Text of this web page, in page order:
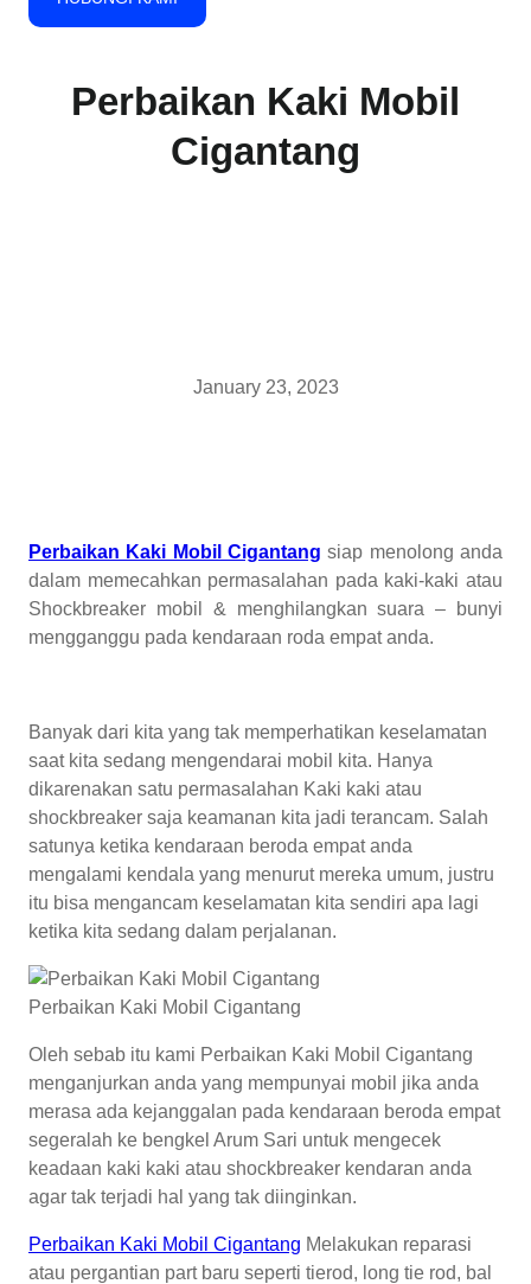
Perbaikan Kaki Mobil
Cigantang
January 23, 2023
Perbaikan Kaki Mobil Cigantang siap menolong anda
dalam memecahkan permasalahan pada kaki-kaki atau
Shockbreaker mobil & menghilangkan suara – bunyi
mengganggu pada kendaraan roda empat anda.
Banyak dari kita yang tak memperhatikan keselamatan
saat kita sedang mengendarai mobil kita. Hanya
dikarenakan satu permasalahan Kaki kaki atau
shockbreaker saja keamanan kita jadi terancam. Salah
satunya ketika kendaraan beroda empat anda
mengalami kendala yang menurut mereka umum, justru
itu bisa mengancam keselamatan kita sendiri apa lagi
ketika kita sedang dalam perjalanan.
Perbaikan Kaki Mobil Cigantang
Oleh sebab itu kami Perbaikan Kaki Mobil Cigantang
menganjurkan anda yang mempunyai mobil jika anda
merasa ada kejanggalan pada kendaraan beroda empat
segeralah ke bengkel Arum Sari untuk mengecek
keadaan kaki kaki atau shockbreaker kendaran anda
agar tak terjadi hal yang tak diinginkan.
Perbaikan Kaki Mobil Cigantang Melakukan reparasi
atau pergantian part baru seperti tierod, long tie rod, bal